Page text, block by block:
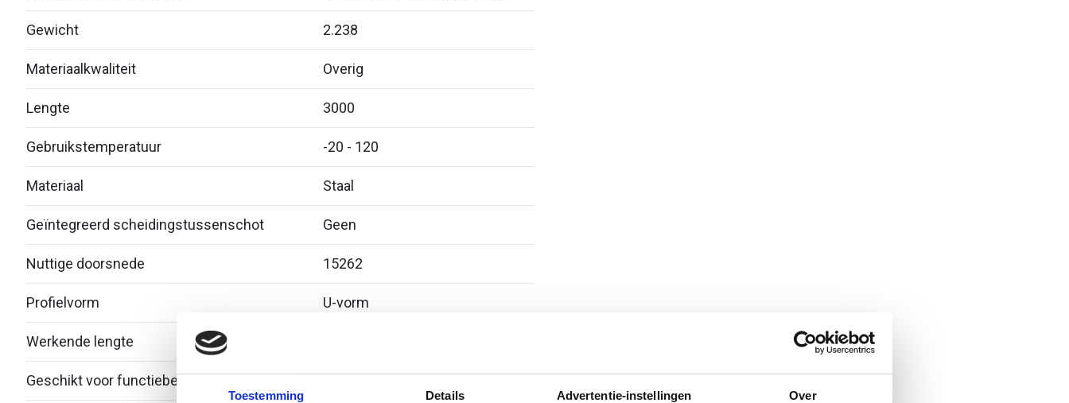
Toestemming Details Advertentie-instellingen Over
Gewicht 2.238
Materiaalkwaliteit Overig
Lengte 3000
Gebruikstemperatuur -20 - 120
Materiaal Staal
Geïntegreerd scheidingstussenschot Geen
Nuttige doorsnede 15262
Profielvorm U-vorm
Werkende lengte
Geschikt voor functiebehoud